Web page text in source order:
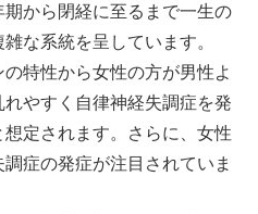
から閉経に至るまで一生の
な系統を呈しています。
特性から女性の方が男性よ
やすく自律神経失調症を発
定されます。さらに、女性
症の発症が注目されていま